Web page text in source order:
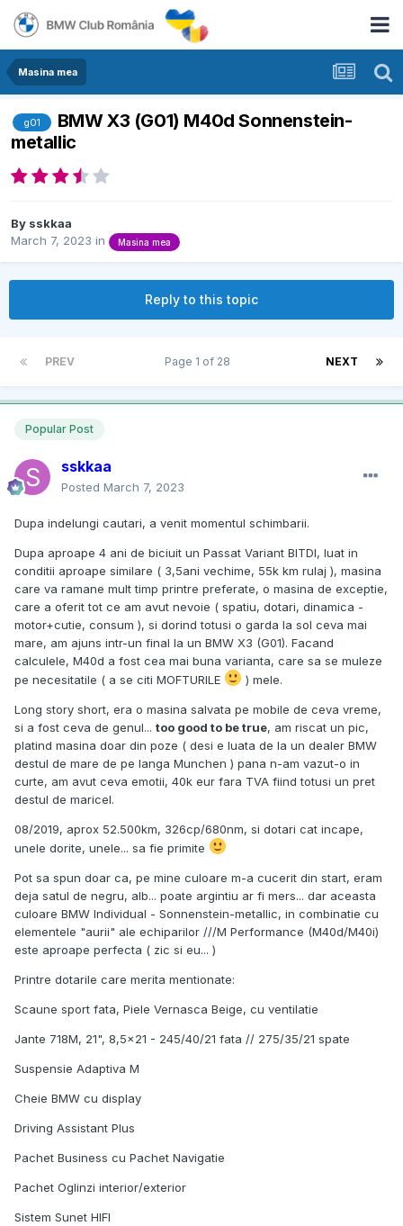
Masina mea
g01
BMW X3 (G01) M40d Sonnenstein-
metallic
By sskkaa
March 7, 2023 in Masina mea
Reply to this topic
PREV NEXT
Page 1 of 28
Popular Post
sskkaa
Posted March 7, 2023
Dupa indelungi cautari, a venit momentul schimbarii.
Dupa aproape 4 ani de biciuit un Passat Variant BITDI, luat in
conditii aproape similare ( 3,5ani vechime, 55k km rulaj ), masina
care va ramane mult timp printre preferate, o masina de exceptie,
care a oferit tot ce am avut nevoie ( spatiu, dotari, dinamica -
motor+cutie, consum ), si dorind totusi o garda la sol ceva mai
mare, am ajuns intr-un final la un BMW X3 (G01). Facand
calculele, M40d a fost cea mai buna varianta, care sa se muleze
pe necesitatile ( a se citi MOFTURILE
) mele.
Long story short, era o masina salvata pe mobile de ceva vreme,
si a fost ceva de genul... too good to be true, am riscat un pic,
platind masina doar din poze ( desi e luata de la un dealer BMW
destul de mare de pe langa Munchen ) pana n-am vazut-o in
curte, am avut ceva emotii, 40k eur fara TVA fiind totusi un pret
destul de maricel.
08/2019, aprox 52.500km, 326cp/680nm, si dotari cat incape,
unele dorite, unele... sa fie primite
Pot sa spun doar ca, pe mine culoare m-a cucerit din start, eram
deja satul de negru, alb... poate argintiu ar fi mers... dar aceasta
culoare BMW Individual - Sonnenstein-metallic, in combinatie cu
elementele "aurii" ale echiparilor ///M Performance (M40d/M40i)
este aproape perfecta ( zic si eu... )
Printre dotarile care merita mentionate:
Scaune sport fata, Piele Vernasca Beige, cu ventilatie
Jante 718M, 21", 8,5x21 - 245/40/21 fata // 275/35/21 spate
Suspensie Adaptiva M
Cheie BMW cu display
Driving Assistant Plus
Pachet Business cu Pachet Navigatie
Pachet Oglinzi interior/exterior
Sistem Sunet HIFI